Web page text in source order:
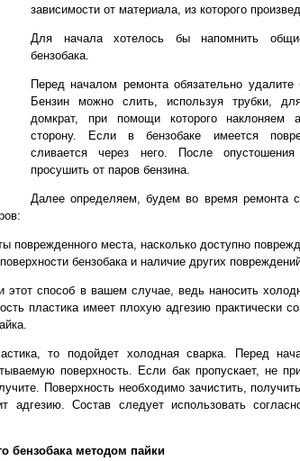
зависимости от материала, из которого
Для начала хотелось бы напомнить
бензобака.
Перед началом ремонта обязательно удалите
Бензин можно слить, используя трубки,
домкрат, при помощи которого наклоняем
сторону. Если в бензобаке имеется
сливается через него. После
просушить от паров бензина.
Далее определяем, будем во время ремонта
поврежденного места, насколько доступно
бензобака и наличие других
этот способ в вашем случае, ведь наносить
пластика имеет плохую адгезию практически
то подойдет холодная сварка. Перед
поверхность. Если бак пропускает, не
Поверхность необходимо зачистить,
адгезию. Состав следует использовать
бензобака методом пайки